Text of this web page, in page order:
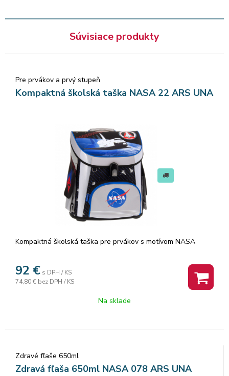
Súvisiace produkty
Pre prvákov a prvý stupeň
Kompaktná školská taška NASA 22 ARS UNA
Kompaktná školská taška pre prvákov s motívom NASA
92 € s DPH / KS
74,80 € bez DPH / KS
Na sklade
Zdravé fľaše 650ml
Zdravá fľaša 650ml NASA 078 ARS UNA